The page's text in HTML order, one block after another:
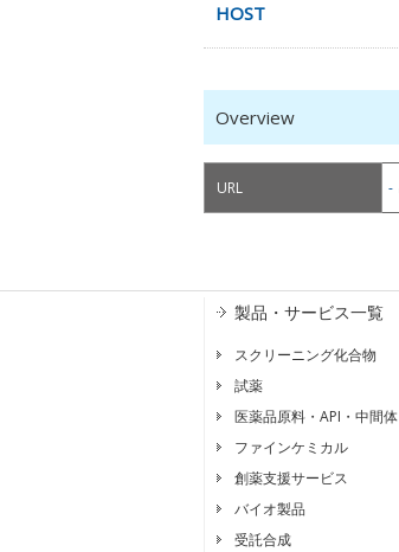
HOST
Overview
URL -
製品・サービス一覧
スクリーニング化合物
試薬
医薬品原料・API・中間体
ファインケミカル
創薬支援サービス
バイオ製品
受託合成